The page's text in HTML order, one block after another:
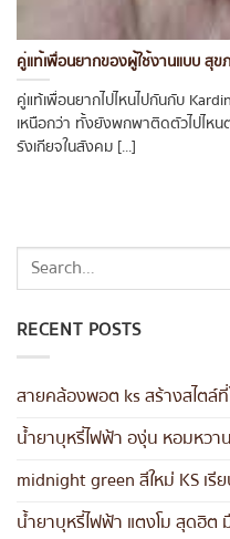
คู่แท้เพื่อนยากของผู้ใช้งานแบบ สุ
คู่แท้เพื่อนยากไปไหนไปกันกับ
เหนือกว่า ทั้งยังพกพาติดตัวไปไหน
รังเกียจในสังคม [...]
RECENT POSTS
สายคล้องพอต ks สร้างสไตล์
น้ำยาบุหรี่ไฟฟ้า องุ่น หอมหวา
midnight green สีใหม่ KS เ
น้ำยาบุหรี่ไฟฟ้า แตงโม สุดฮิต